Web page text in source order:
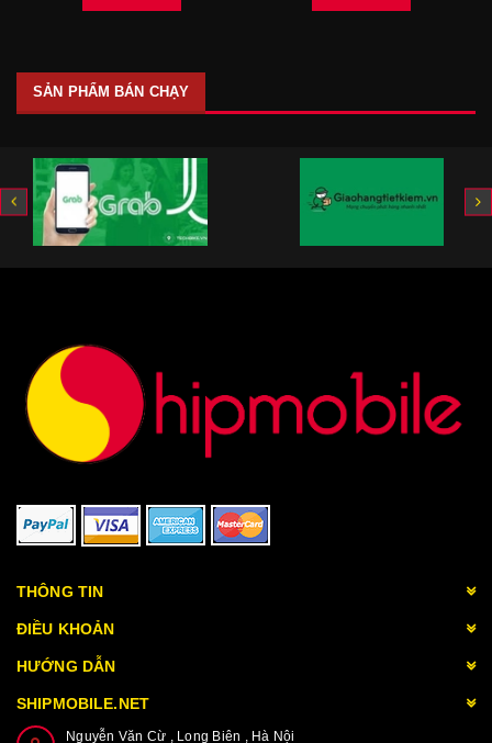
SẢN PHẨM BÁN CHẠY
THÔNG TIN
ĐIỀU KHOẢN
HƯỚNG DẪN
SHIPMOBILE.NET
Nguyễn Văn Cừ , Long Biên , Hà Nội